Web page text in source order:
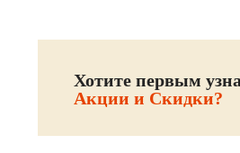
Хотите первым
Акции и Скидки?